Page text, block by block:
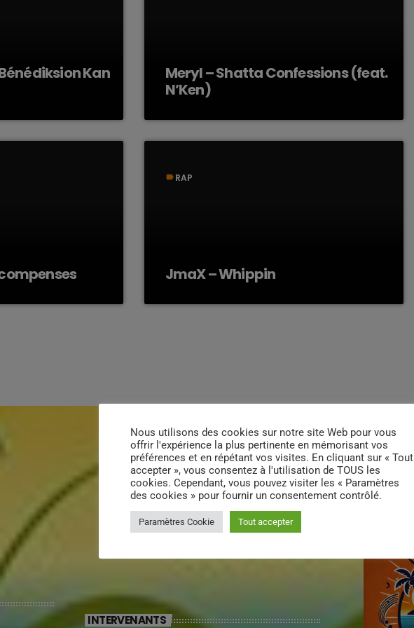
Kan
Meryl – Shatta Confessions (feat.
N’Ken)
label RAP
JmaX – Whippin
INTERVENANTS
INFOS
Nous utilisons des cookies sur notre site Web pour vous
offrir l'expérience la plus pertinente en mémorisant vos
préférences et en répétant vos visites. En cliquant sur « Tout
accepter », vous consentez à l'utilisation de TOUS les
cookies. Cependant, vous pouvez visiter les « Paramètres
des cookies » pour fournir un consentement contrôlé.
Paramètres Cookie Tout accepter